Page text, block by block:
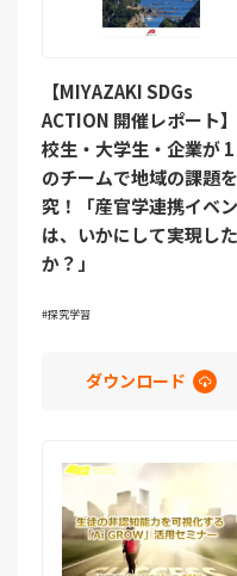
【MIYAZAKI SDGs
ACTION 開催レポート
校生・大学生・企業が 1
のチームで地域の課題
究！「産官学連携イベ
は、いかにして実現し
か？」
探究学習
ダウンロード